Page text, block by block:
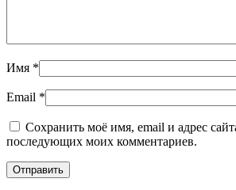
Имя *
Email *
Сохранить моё имя, email и адрес
последующих моих комментариев.